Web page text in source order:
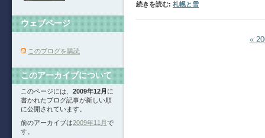
続きを読む: 札幌と雪
«
ウェブページ
このブログを購読
このアーカイブについて
このページには、 2009年12月 に
書かれたブログ記事が新しい順
に公開されています。
前のアーカイブは2009年11月 で
す。